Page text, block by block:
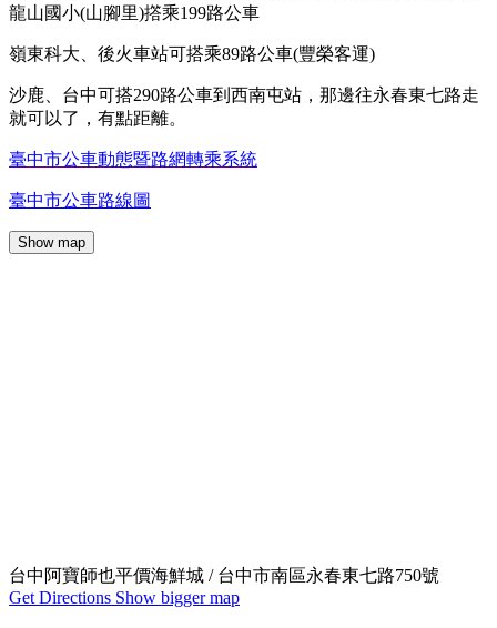
龍山國小(山腳里)撘乘199路公車
嶺東科大、後火車站可搭乘89路公車(豐榮客運)
沙鹿、台中可搭290路公車到西南屯站，那邊往永春東七路走
就可以了，有點距離。
臺中市公車動態暨路網轉乘系統
臺中市公車路線圖
Show map
台中阿寶師也平價海鮮城 / 台中市南區永春東七路750號
Get Directions Show bigger map